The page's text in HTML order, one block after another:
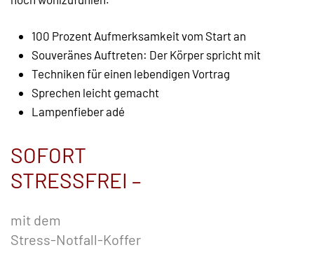
100 Prozent Aufmerksamkeit vom Start an
Souveränes Auftreten: Der Körper spricht mit
Techniken für einen lebendigen Vortrag
Sprechen leicht gemacht
Lampenfieber adé
SOFORT
STRESSFREI –
mit dem
Stress-Notfall-Koffer